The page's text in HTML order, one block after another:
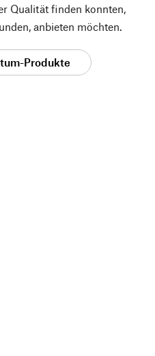
Qualität finden konnten,
anbieten möchten.
Produkte